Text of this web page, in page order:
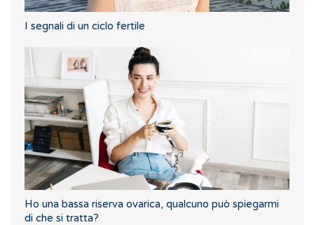
I segnali di un ciclo fertile
Ho una bassa riserva ovarica, qualcuno può spiegarmi
di che si tratta?